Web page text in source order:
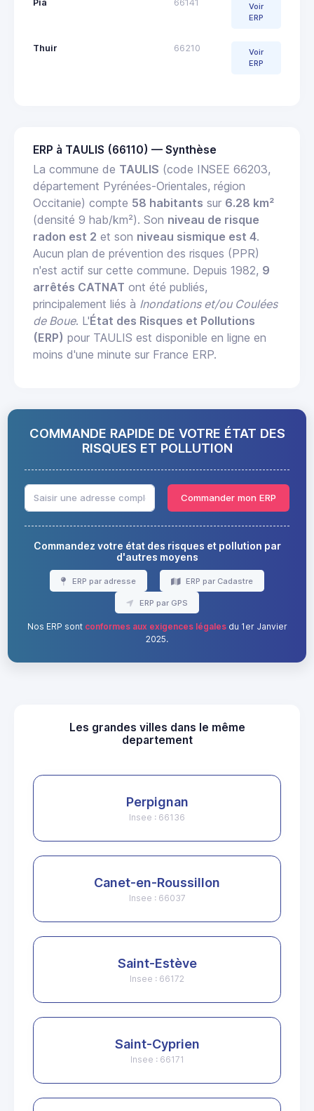
Pia 66141
Voir
ERP
Thuir 66210
Voir
ERP
ERP à TAULIS (66110) — Synthèse
La commune de TAULIS (code INSEE 66203,
département Pyrénées-Orientales, région
Occitanie) compte 58 habitants sur 6.28 km²
(densité 9 hab/km²). Son niveau de risque
radon est 2 et son niveau sismique est 4.
Aucun plan de prévention des risques (PPR)
n'est actif sur cette commune. Depuis 1982, 9
arrêtés CATNAT ont été publiés,
principalement liés à Inondations et/ou Coulées
de Boue. L'État des Risques et Pollutions
(ERP) pour TAULIS est disponible en ligne en
moins d'une minute sur France ERP.
COMMANDE RAPIDE DE VOTRE ÉTAT DES
RISQUES ET POLLUTION
Commander mon ERP
Commandez votre état des risques et pollution par
d'autres moyens
ERP par adresse ERP par Cadastre
ERP par GPS
Nos ERP sont conformes aux exigences légalesdu 1er Janvier
2025.
Les grandes villes dans le même
departement
Perpignan
Insee : 66136
Canet-en-Roussillon
Insee : 66037
Saint-Estève
Insee : 66172
Saint-Cyprien
Insee : 66171